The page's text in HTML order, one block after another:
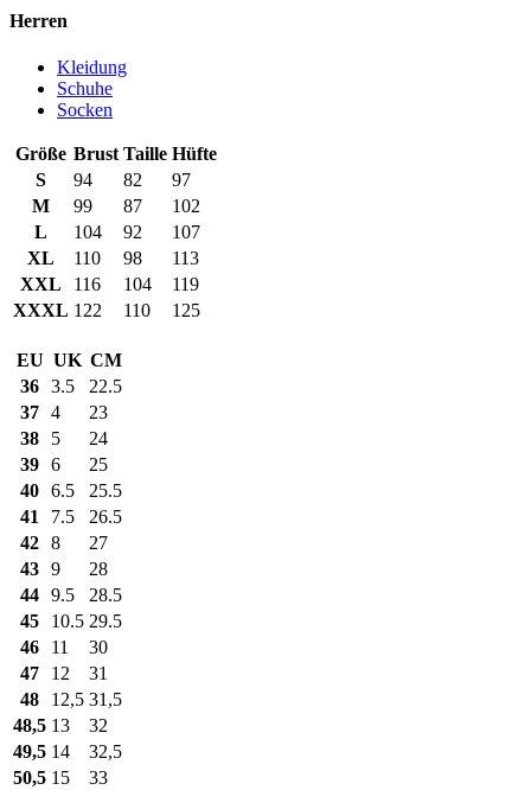
Herren
Kleidung
Schuhe
Socken
Größe Brust Taille Hüfte
S
94 82
97
M
99 87
102
L
104 92
107
XL
110 98
113
XXL
116 104
119
XXXL 122 110 125
EU UK CM
36 3.5
22.5
37 4
23
38
5
24
39 6
25
40 6.5
25.5
41
7.5
26.5
42 8
27
43 9
28
44 9.5
28.5
45
10.5 29.5
46
11
30
47
12
31
48
12,5 31,5
48,5 13
32
49,5 14
32,5
50,5 15 33